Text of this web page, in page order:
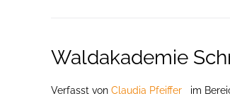
Waldakademie
Verfasst von Claudia Pfeiffer im